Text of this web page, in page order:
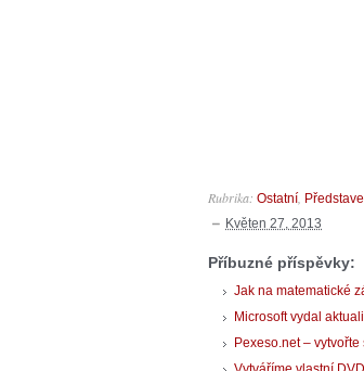
Rubrika: Ostatní
Květen 27, 2013
Příbuzné příspěvky:
Jak na matematické
Microsoft vydal
Pexeso.net –